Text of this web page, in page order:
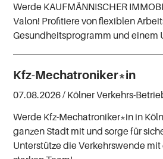
Werde KAUFMÄNNISCHER
Valon! Profitiere von flexiblen
Gesundheitsprogramm und einem
Kfz-Mechatroniker*in
07.08.2026 / Kölner Verkehrs-
Werde Kfz-Mechatroniker*in in
ganzen Stadt mit und sorge für
Unterstütze die Verkehrswende